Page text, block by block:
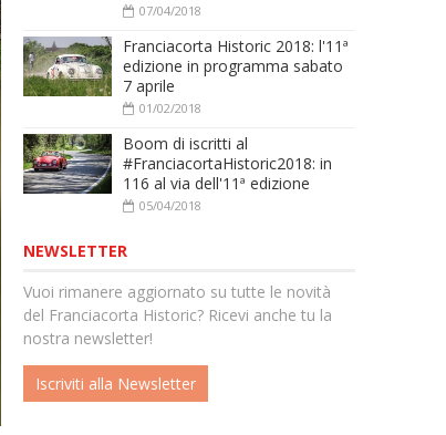
07/04/2018
Franciacorta Historic 2018: l'11ª
edizione in programma sabato
7 aprile
01/02/2018
Boom di iscritti al
#FranciacortaHistoric2018: in
116 al via dell'11ª edizione
05/04/2018
NEWSLETTER
Vuoi rimanere aggiornato su tutte le novità
del Franciacorta Historic? Ricevi anche tu la
nostra newsletter!
Iscriviti alla Newsletter